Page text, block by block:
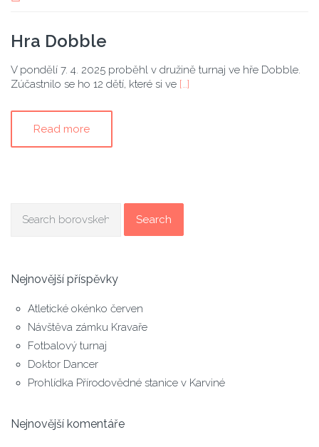
Hra Dobble
V pondělí 7. 4. 2025 proběhl v družině turnaj ve hře Dobble.
Zúčastnilo se ho 12 dětí, které si ve […]
Read more
Search
Nejnovější příspěvky
Atletické okénko červen
Návštěva zámku Kravaře
Fotbalový turnaj
Doktor Dancer
Prohlídka Přírodovědné stanice v Karviné
Nejnovější komentáře